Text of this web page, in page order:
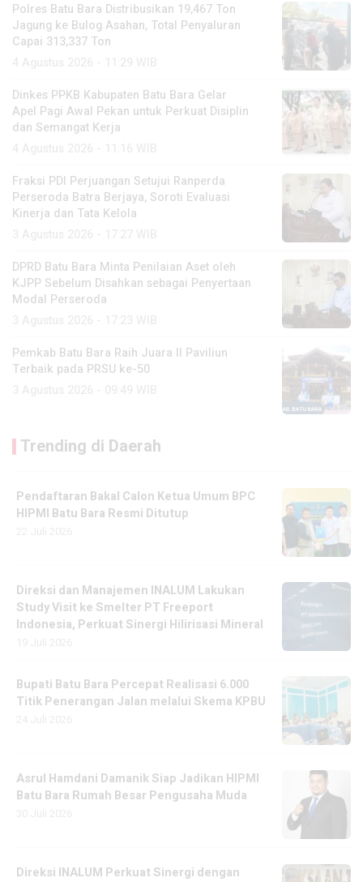
Polres Batu Bara Distribusikan 19,467 Ton
Jagung ke Bulog Asahan, Total Penyaluran
Capai 313,337 Ton
Dinkes PPKB Kabupaten Batu Bara Gelar
Apel Pagi Awal Pekan untuk Perkuat Disiplin
dan Semangat Kerja
Fraksi PDI Perjuangan Setujui Ranperda
Perseroda Batra Berjaya, Soroti Evaluasi
Kinerja dan Tata Kelola
DPRD Batu Bara Minta Penilaian Aset oleh
KJPP Sebelum Disahkan sebagai Penyertaan
Modal Perseroda
Pemkab Batu Bara Raih Juara II Paviliun
Terbaik pada PRSU ke-50
Trending di Daerah
Pendaftaran Bakal Calon Ketua Umum BPC
HIPMI Batu Bara Resmi Ditutup
Direksi dan Manajemen INALUM Lakukan
Study Visit ke Smelter PT Freeport
Indonesia, Perkuat Sinergi Hilirisasi Mineral
Bupati Batu Bara Percepat Realisasi 6.000
Titik Penerangan Jalan melalui Skema KPBU
Asrul Hamdani Damanik Siap Jadikan HIPMI
Batu Bara Rumah Besar Pengusaha Muda
Direksi INALUM Perkuat Sinergi dengan